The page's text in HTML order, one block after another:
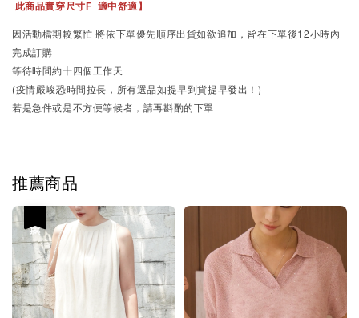
此商品實穿尺寸F 適中舒適 】
因活動檔期較繁忙將依下單優先順序出貨如欲追加，皆在下單後12小時內
完成訂購
等待時間約十四個工作天
(疫情嚴峻恐時間拉長，所有選品如提早到貨提早發出！)
若是急件或是不方便等候者，請再斟酌的下單
推薦商品